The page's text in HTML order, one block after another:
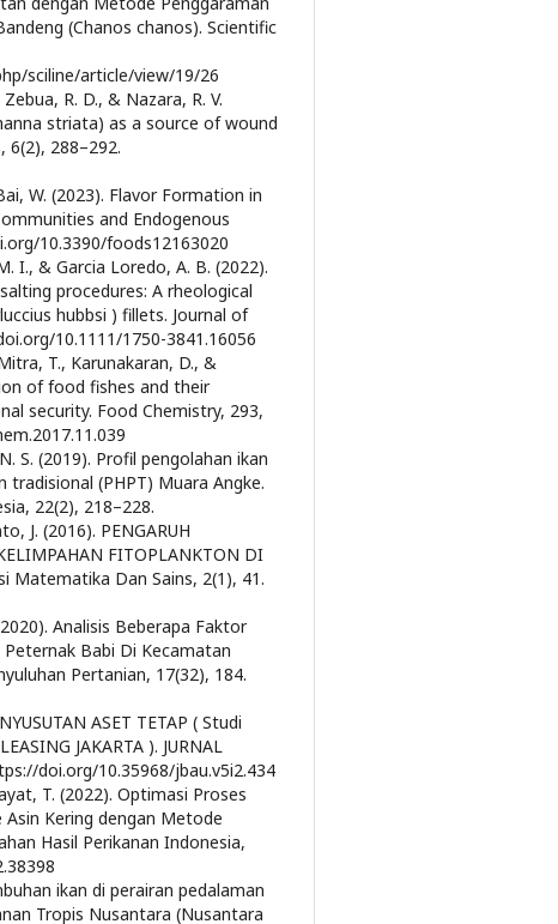
(Chanos chanos). Scientific
sciline/article/view/19/26
R. D., & Nazara, R. V.
striata) as a source of wound
6(2), 288–292.
W. (2023). Flavor Formation in
and Endogenous
10.3390/foods12163020
I., & Garcia Loredo, A. B. (2022).
procedures: A rheological
hubbsi ) fillets. Journal of
10.1111/1750-3841.16056
T., Karunakaran, D., &
of food fishes and their
security. Food Chemistry, 293,
S. (2019). Profil pengolahan ikan
tradisional (PHPT) Muara Angke.
22(2), 218–228.
J. (2016). PENGARUH
FITOPLANKTON DI
Matematika Dan Sains, 2(1), 41.
Analisis Beberapa Faktor
Babi Di Kecamatan
Pertanian, 17(32), 184.
ASET TETAP ( Studi
JAKARTA ). JURNAL
doi.org/10.35968/jbau.v5i2.434
T. (2022). Optimasi Proses
Kering dengan Metode
Hasil Perikanan Indonesia,
ikan di perairan pedalaman
Tropis Nusantara (Nusantara